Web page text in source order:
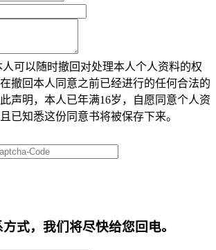
可以随时撤回对处理本人个人资料的权
撤回本人同意之前已经进行的任何合法的
声明，本人已年满16岁，自愿同意个人资
已知悉这份同意书将被保存下来。
式，我们将尽快给您回电。